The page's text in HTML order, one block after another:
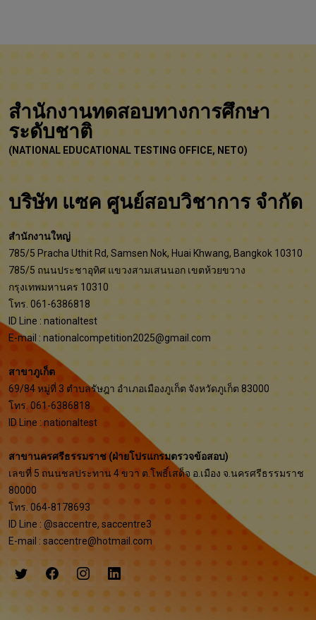
สำนักงานทดสอบทางการศึกษา
ระดับชาติ
(NATIONAL EDUCATIONAL TESTING OFFICE, NETO)
บริษัท แซค ศูนย์สอบวิชาการ จำกัด
สำนักงานใหญ่
785/5 Pracha Uthit Rd, Samsen Nok, Huai Khwang, Bangkok 10310
785/5 ถนนประชาอุทิศ แขวงสามเสนนอก เขตห้วยขวาง
กรุงเทพมหานคร 10310
โทร. 061-6386818
ID Line : nationaltest
E-mail : nationalcompetition2025@gmail.com
สาขาภูเก็ต
69/84 หมู่ที่ 3 ตำบลรัษฎา อำเภอเมืองภูเก็ต จังหวัดภูเก็ต 83000
โทร. 061-6386818
ID Line : nationaltest
สาขานครศรีธรรมราช (ฝ่ายโปรแกรมตรวจข้อสอบ)
เลขที่ 5 ถนนชลประทาน 4 ขวา ต.โพธิ์เสด็จ อ.เมือง จ.นครศรีธรรมราช
80000
โทร. 064-8178693
ID Line : @saccentre, saccentre3
E-mail : saccentre@hotmail.com